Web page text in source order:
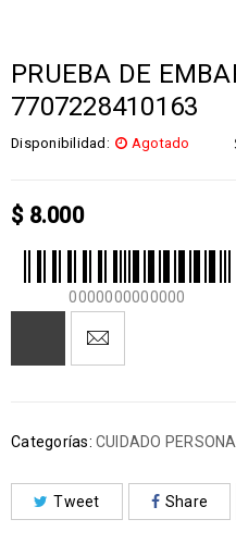
PRUEBA DE
7707228410163
Disponibilidad: Agotado
$8.000
0000000000000
Categorías: CUIDADO PERSONAL
Tweet Share